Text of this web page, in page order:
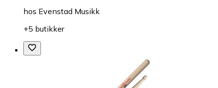
hos Evenstad Musikk
+5 butikker